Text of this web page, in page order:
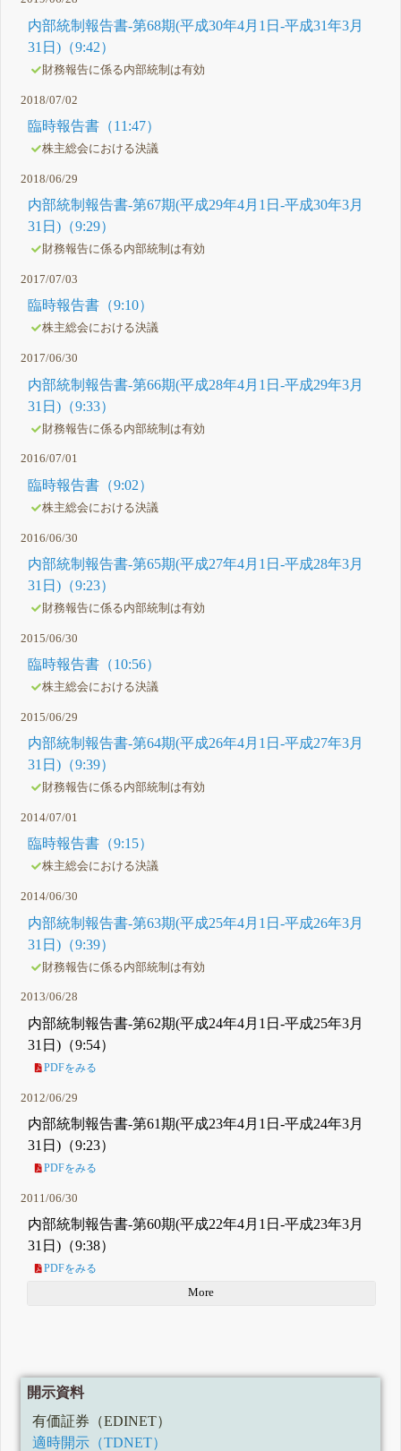
内部統制報告書-第68期(平成30年4月1日-平成31年3月
31日)（9:42）
財務報告に係る内部統制は有効
2018/07/02
臨時報告書（11:47）
株主総会における決議
2018/06/29
内部統制報告書-第67期(平成29年4月1日-平成30年3月
31日)（9:29）
財務報告に係る内部統制は有効
2017/07/03
臨時報告書（9:10）
株主総会における決議
2017/06/30
内部統制報告書-第66期(平成28年4月1日-平成29年3月
31日)（9:33）
財務報告に係る内部統制は有効
2016/07/01
臨時報告書（9:02）
株主総会における決議
2016/06/30
内部統制報告書-第65期(平成27年4月1日-平成28年3月
31日)（9:23）
財務報告に係る内部統制は有効
2015/06/30
臨時報告書（10:56）
株主総会における決議
2015/06/29
内部統制報告書-第64期(平成26年4月1日-平成27年3月
31日)（9:39）
財務報告に係る内部統制は有効
2014/07/01
臨時報告書（9:15）
株主総会における決議
2014/06/30
内部統制報告書-第63期(平成25年4月1日-平成26年3月
31日)（9:39）
財務報告に係る内部統制は有効
2013/06/28
内部統制報告書-第62期(平成24年4月1日-平成25年3月
31日)（9:54）
PDFをみる
2012/06/29
内部統制報告書-第61期(平成23年4月1日-平成24年3月
31日)（9:23）
PDFをみる
2011/06/30
内部統制報告書-第60期(平成22年4月1日-平成23年3月
31日)（9:38）
PDFをみる
More
開示資料
有価証券（EDINET）
適時開示（TDNET）